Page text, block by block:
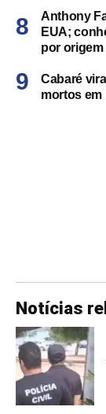
Anthony
EUA;
por
Cabaré
mortos em
Notícias